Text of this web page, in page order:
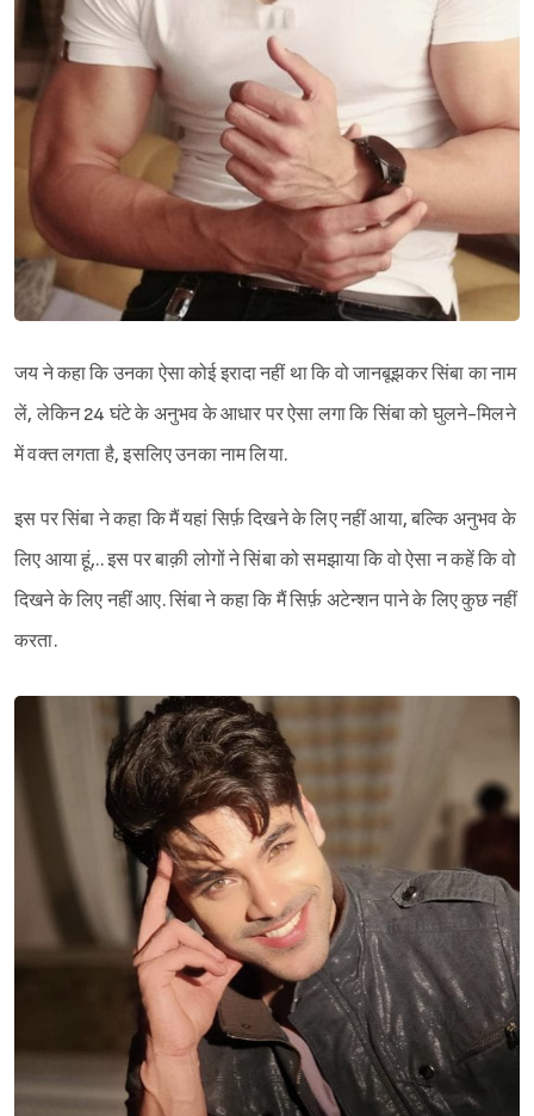
Sign in
जय ने कहा कि उनका ऐसा कोई इरादा नहीं था कि वो जानबूझकर सिंबा का नाम
लें, लेकिन 24 घंटे के अनुभव के आधार पर ऐसा लगा कि सिंबा को घुलने-मिलने
में वक्त लगता है, इसलिए उनका नाम लिया.
इस पर सिंबा ने कहा कि मैं यहां सिर्फ़ दिखने के लिए नहीं आया, बल्कि अनुभव के
लिए आया हूं,.. इस पर बाक़ी लोगों ने सिंबा को समझाया कि वो ऐसा न कहें कि वो
दिखने के लिए नहीं आए. सिंबा ने कहा कि मैं सिर्फ़ अटेन्शन पाने के लिए कुछ नहीं
करता.